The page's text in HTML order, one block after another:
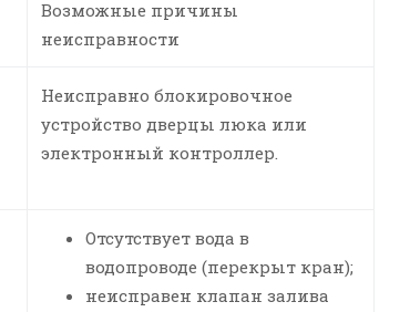
Возможные причины
неисправности
Неисправно блокировочное
устройство дверцы люка или
электронный контроллер.
Отсутствует вода в
водопроводе (перекрыт кран);
неисправен клапан залива